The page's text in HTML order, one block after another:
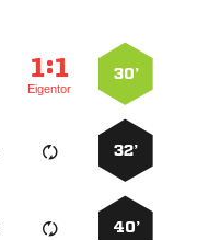
30’
:
Eigentor
32’
40’